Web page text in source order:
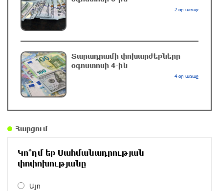
45 րոպե առաջ
ճանապարհ, ոչ թե խոչընդոտ»
Տեղի է ունեցել Գառնիի ճակատամարտը.
Սև ծովից մոտենում է ցիկլոն, որը կբերի
զովություն և խոնավություն․ Գագիկ
Սուրենյան (տեսանյութ)
2 օր առաջ
Տարադրամի փոխարժեքները
օգոստոսի 4-ին
4 օր առաջ
Հարցում
Կո՞ղմ եք Սահմանադրության
փոփոխությանը
Այո